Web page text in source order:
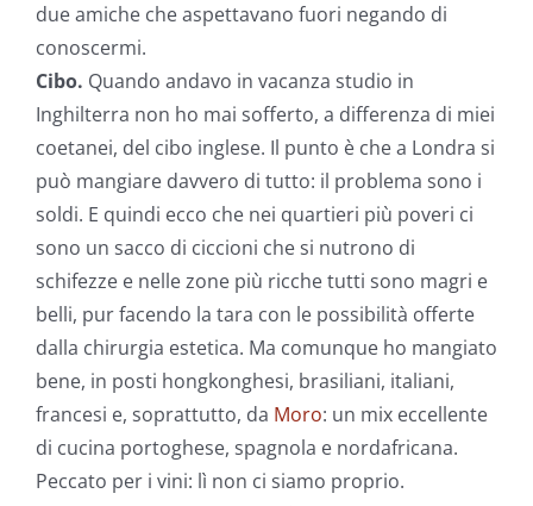
due amiche che aspettavano fuori negando di
conoscermi.
Cibo. Quando andavo in vacanza studio in
Inghilterra non ho mai sofferto, a differenza di miei
coetanei, del cibo inglese. Il punto è che a Londra si
può mangiare davvero di tutto: il problema sono i
soldi. E quindi ecco che nei quartieri più poveri ci
sono un sacco di ciccioni che si nutrono di
schifezze e nelle zone più ricche tutti sono magri e
belli, pur facendo la tara con le possibilità offerte
dalla chirurgia estetica. Ma comunque ho mangiato
bene, in posti hongkonghesi, brasiliani, italiani,
francesi e, soprattutto, da Moro: un mix eccellente
di cucina portoghese, spagnola e nordafricana.
Peccato per i vini: lì non ci siamo proprio.